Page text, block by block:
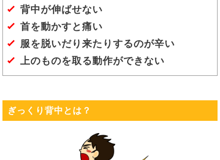
背中が伸ばせない
首を動かすと痛い
服を脱いだり来たりするのが辛い
上のものを取る動作ができない
ぎっくり背中とは？